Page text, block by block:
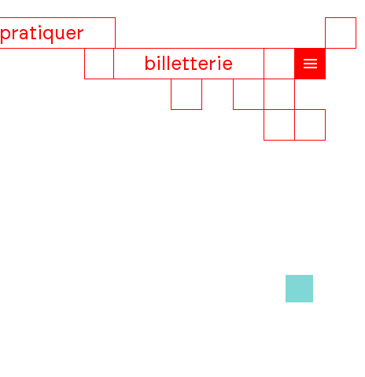
pratiquer
billetterie